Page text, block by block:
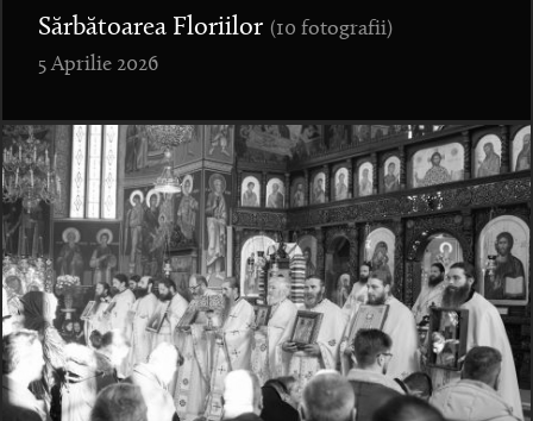
Sărbătoarea Floriilor (10 fotografii)
5 Aprilie 2026